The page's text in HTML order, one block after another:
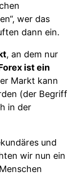
wer das
dann ein.
, an dem nur
ist ein
Markt kann
(der Begriff
in der
und
wir nun ein